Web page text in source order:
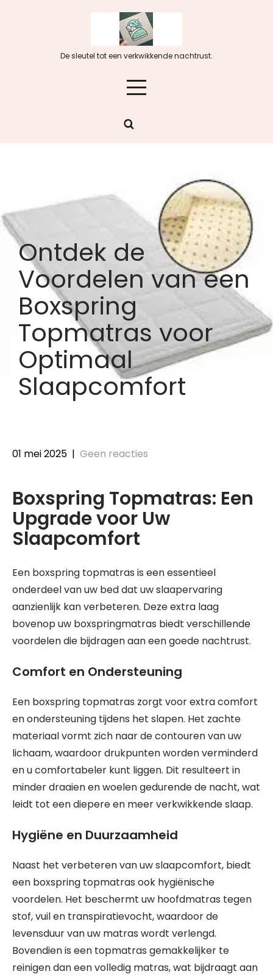
De sleutel tot een verkwikkende nachtrust.
Ontdek de
Voordelen van een
Boxspring
Topmatras voor
Optimaal
Slaapcomfort
01 mei 2025 | Geen reacties
Boxspring Topmatras: Een
Upgrade voor Uw
Slaapcomfort
Een boxspring topmatras is een essentieel
onderdeel van uw bed dat uw slaapervaring
aanzienlijk kan verbeteren. Deze extra laag
bovenop uw boxspringmatras biedt verschillende
voordelen die bijdragen aan een goede nachtrust.
Comfort en Ondersteuning
Een boxspring topmatras zorgt voor extra comfort
en ondersteuning tijdens het slapen. Het zachte
materiaal vormt zich naar de contouren van uw
lichaam, waardoor drukpunten worden verminderd
en u comfortabeler kunt liggen. Dit resulteert in
minder draaien en woelen gedurende de nacht, wat
leidt tot een diepere en meer verkwikkende slaap.
Hygiëne en Duurzaamheid
Naast het verbeteren van uw slaapcomfort, biedt
een boxspring topmatras ook hygiënische
voordelen. Het beschermt uw hoofdmatras tegen
stof, vuil en transpiratievocht, waardoor de
levensduur van uw matras wordt verlengd.
Bovendien is een topmatras gemakkelijker te
reinigen dan een volledig matras, wat bijdraagt aan